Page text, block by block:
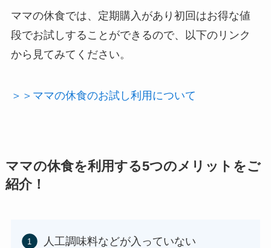
ママの休食では、定期購入があり初回はお得な値
段でお試しすることができるので、以下のリンク
から見てみてください。
＞＞ママの休食のお試し利用について
ママの休食を利用する5つのメリットをご
紹介！
人工調味料などが入っていない